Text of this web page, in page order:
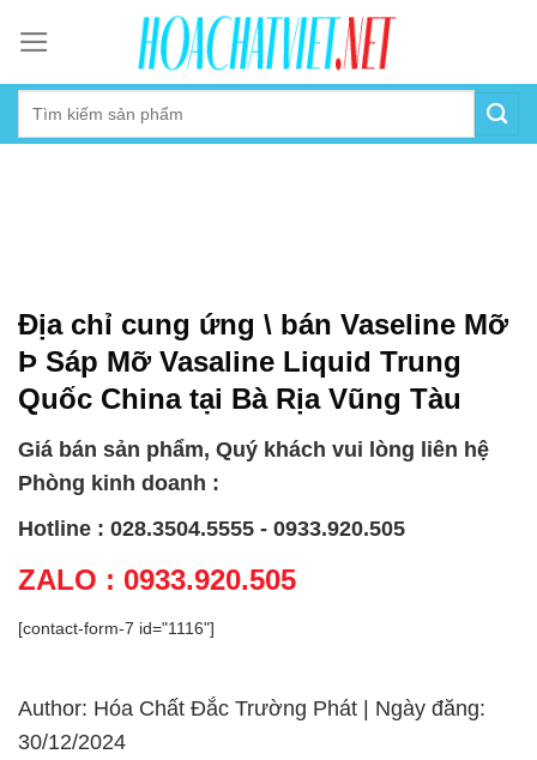
content
Địa chỉ cung ứng \ bán Vaseline Mỡ
Þ Sáp Mỡ Vasaline Liquid Trung
Quốc China tại Bà Rịa Vũng Tàu
Giá bán sản phẩm, Quý khách vui lòng liên hệ
Phòng kinh doanh :
Hotline : 028.3504.5555 - 0933.920.505
ZALO : 0933.920.505
[contact-form-7 id="1116"]
Author: Hóa Chất Đắc Trường Phát | Ngày đăng:
30/12/2024